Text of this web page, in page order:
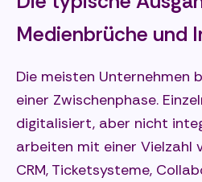
Medienbrüche und
Die meisten Unternehmen
einer Zwischenphase.
digitalisiert, aber nicht
arbeiten mit einer Vielzahl
CRM, Ticketsysteme,